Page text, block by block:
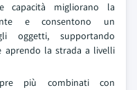
capacità migliorano la
e consentono un
oggetti, supportando
aprendo la strada a livelli
più combinati con